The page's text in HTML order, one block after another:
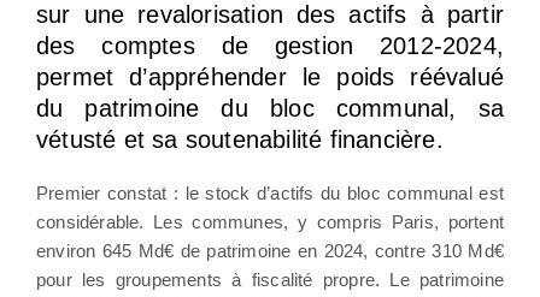
sur une revalorisation des actifs à partir
des comptes de gestion 2012-2024,
permet d’appréhender le poids réévalué
du patrimoine du bloc communal, sa
vétusté et sa soutenabilité financière.
Premier constat : le stock d’actifs du bloc communal est
considérable. Les communes, y compris Paris, portent
environ 645 Md€ de patrimoine en 2024, contre 310 Md€
pour les groupements à fiscalité propre. Le patrimoine